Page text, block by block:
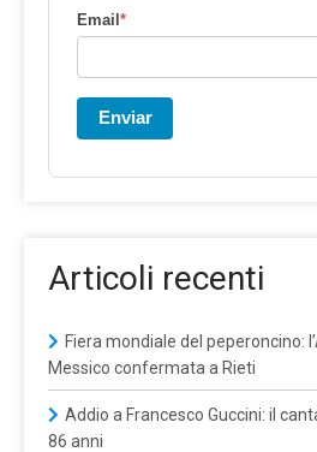
Email*
Enviar
Articoli recenti
Fiera mondiale del peperoncino:
Messico confermata a Rieti
Addio a Francesco Guccini: il
86 anni